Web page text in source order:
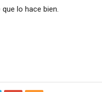
lo hace bien.